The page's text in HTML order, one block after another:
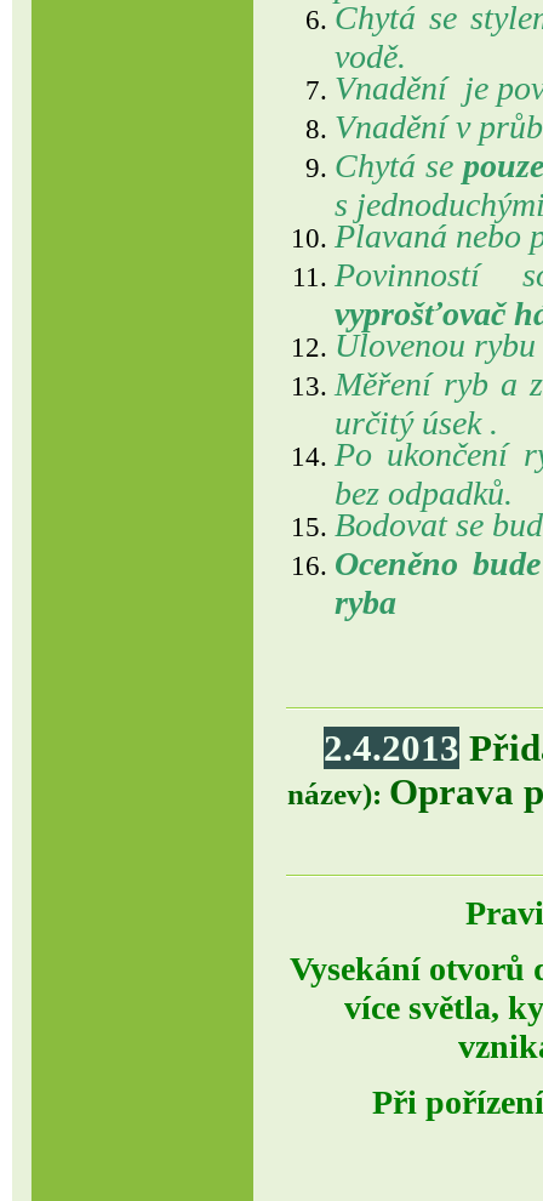
Chytá se
vodě.
Vnadění je
Vnadění v
Chytá se
s
Plavaná nebo
vyprošťovač
Ulovenou rybu
Měření ryb a
určitý úsek .
Po ukončení
bez odpadků.
Bodovat se
Oceněno
ryba
2.4.2013
název): Oprava
Vysekání otvorů
více světla,
Při